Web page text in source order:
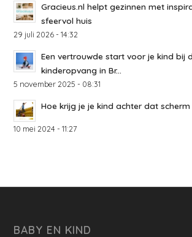
Gracieus.nl helpt gezinnen met
sfeervol huis
29 juli 2026 - 14:32
Een vertrouwde start voor je kind bij
kinderopvang in Br...
5 november 2025 - 08:31
Hoe krijg je je kind achter dat
10 mei 2024 - 11:27
BABY EN KIND